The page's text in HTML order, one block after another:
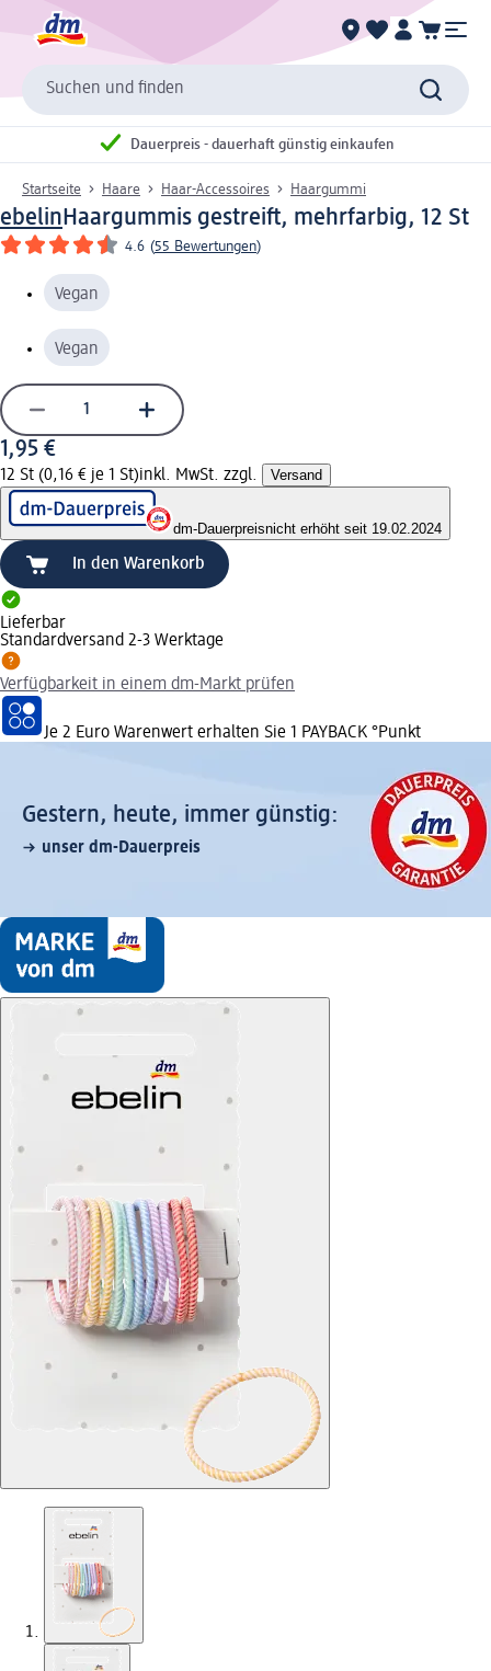
Suchen und finden
Dauerpreis - dauerhaft günstig einkaufen
Startseite Haare Haar-Accessoires Haargummi
ebelin Haargummis gestreift, mehrfarbig, 12 St
4.6 (55 Bewertungen)
Vegan
Vegan
1,95 €
12 St (0,16 € je 1 St)inkl. MwSt. zzgl. Versand
dm-Dauerpreisnicht erhöht seit 19.02.2024
In den Warenkorb
Lieferbar
Standardversand 2-3 Werktage
Verfügbarkeit in einem dm-Markt prüfen
Je 2 Euro Warenwert erhalten Sie 1 PAYBACK °Punkt
Gestern, heute, immer günstig:
unser dm-Dauerpreis